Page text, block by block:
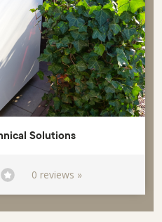
Solutions
0 reviews »